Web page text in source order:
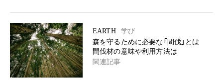
EARTH
学び
森を守るために必要な「間伐」とは
間伐材の意味や利用方法は
関連記事